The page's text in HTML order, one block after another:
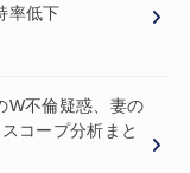
率低下
W不倫疑惑、妻の
コープ分析まと